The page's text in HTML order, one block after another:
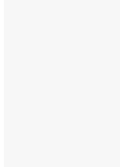
Для начала работы достаточно
Для завершения процедуры
бенефициару необходимо
(пожалуйста, обратите
компанию новым владельцам
полного пакета DDKYC
подтверждения бизнес-опыта /
Сроки, в которые